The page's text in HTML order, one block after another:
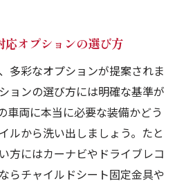
応オプションの選び方
多彩なオプションが提案されま
ョンの選び方には明確な基準が
車両に本当に必要な装備かどう
ルから洗い出しましょう。たと
方にはカーナビやドライブレコ
らチャイルドシート固定金具や